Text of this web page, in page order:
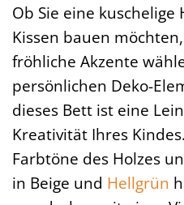
Ob Sie eine
Kissen bauen
fröhliche Akzente
persönlichen Deko-
dieses Bett ist eine
Kreativität Ihres
Farbtöne des Holzes
in Beige und Hellgrün